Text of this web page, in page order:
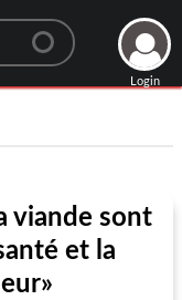
Login
viande sont
et la